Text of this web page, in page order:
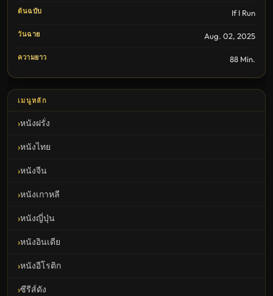
ต้นฉบับ If I Run
วันฉาย Aug. 02, 2025
ความยาว 88 Min.
เมนูหลัก
หนังฝรั่ง
หนังไทย
หนังจีน
หนังเกาหลี
หนังญี่ปุ่น
หนังอินเดีย
หนังอีโรติก
ซีรีส์ดัง